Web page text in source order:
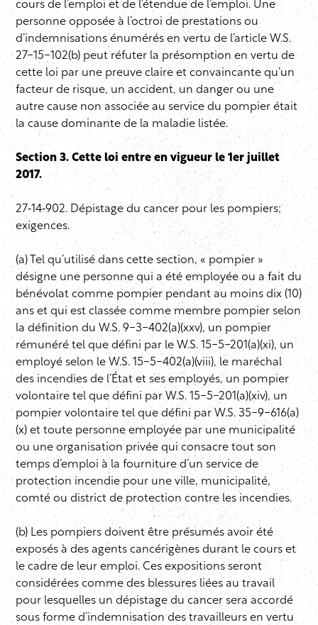
cours de l’emploi et de l’étendue de l’emploi. Une
personne opposée à l’octroi de prestations ou
d’indemnisations énumérés en vertu de l’article W.S.
27-15-102(b) peut réfuter la présomption en vertu de
cette loi par une preuve claire et convaincante qu’un
facteur de risque, un accident, un danger ou une
autre cause non associée au service du pompier était
la cause dominante de la maladie listée.
Section 3. Cette loi entre en vigueur le 1er juillet
2017.
27‑14‑902. Dépistage du cancer pour les pompiers;
exigences.
(a) Tel qu’utilisé dans cette section, « pompier »
désigne une personne qui a été employée ou a fait du
bénévolat comme pompier pendant au moins dix (10)
ans et qui est classée comme membre pompier selon
la définition du W.S. 9-3-402(a)(xxv), un pompier
rémunéré tel que défini par le W.S. 15-5-201(a)(xi), un
employé selon le W.S. 15-5-402(a)(viii), le maréchal
des incendies de l’État et ses employés, un pompier
volontaire tel que défini par W.S. 15-5-201(a)(xiv), un
pompier volontaire tel que défini par W.S. 35-9-616(a)
(x) et toute personne employée par une municipalité
ou une organisation privée qui consacre tout son
temps d’emploi à la fourniture d’un service de
protection incendie pour une ville, municipalité,
comté ou district de protection contre les incendies.
(b) Les pompiers doivent être présumés avoir été
exposés à des agents cancérigènes durant le cours et
le cadre de leur emploi. Ces expositions seront
considérées comme des blessures liées au travail
pour lesquelles un dépistage du cancer sera accordé
sous forme d’indemnisation des travailleurs en vertu